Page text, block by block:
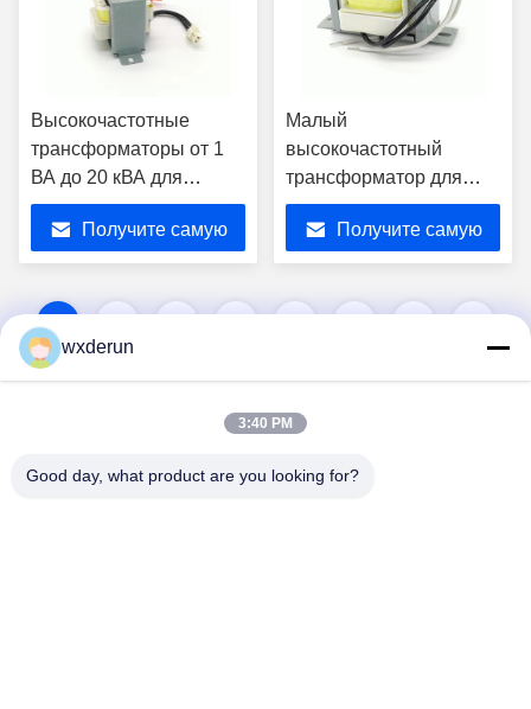
Высокочастотные
трансформаторы от 1
ВА до 20 кВА для
преобразователей
постоянного тока
Получите самую
Малый
высокочастотный
трансформатор для
цифровых камер и
зарядных устройств
Получите самую
wxderun
3:40 PM
Good day, what product are you looking for?